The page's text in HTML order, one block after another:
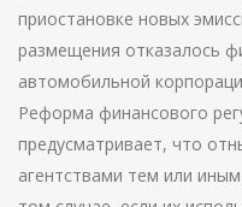
приостановке новых
размещения отказалось
автомобильной
Реформа финансового
предусматривает, что
агентствами тем или